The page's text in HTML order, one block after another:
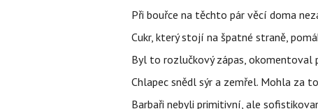
Při bouřce na těchto pár věcí doma
Cukr, který stojí na špatné straně,
Byl to rozlučkový zápas, okomentoval
Chlapec snědl sýr a zemřel. Mohla za
Barbaři nebyli primitivní, ale